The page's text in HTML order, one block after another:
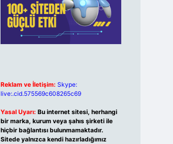
Reklam ve İletişim: Skype:
live:.cid.575569c608265c69
Yasal Uyarı: Bu internet sitesi, herhangi
bir marka, kurum veya şahıs şirketi ile
hiçbir bağlantısı bulunmamaktadır.
Sitede yalnızca kendi hazırladığımız